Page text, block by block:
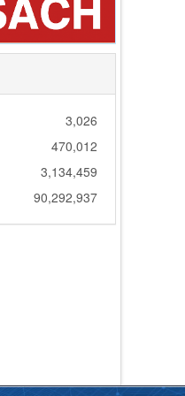
3,026
470,012
3,134,459
90,292,937